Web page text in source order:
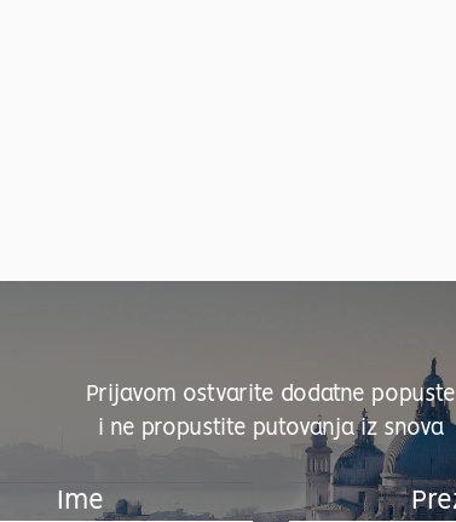
Prijavom ostvarite dodatne popuste
i ne propustite putovanja iz snova